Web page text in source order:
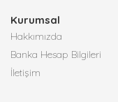
Kurumsal
Hakkımızda
Banka Hesap Bilgileri
İletişim